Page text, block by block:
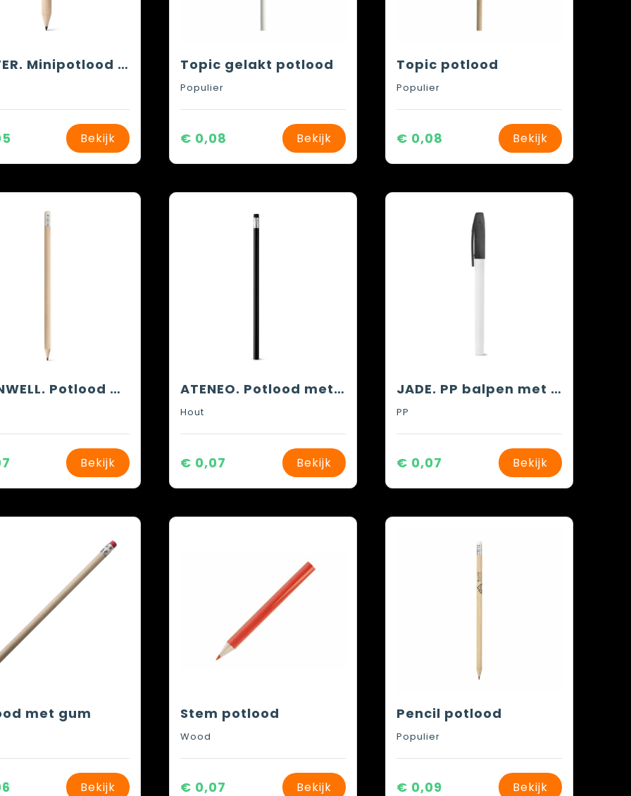
BARTER. Minipotlood met gum en hardheid HB
Bekijk
Topic gelakt potlood
Populier
€ 0,08 Bekijk
Topic potlood
Populier
€ 0,08 Bekijk
CORNWELL. Potlood met gum en hardheid HB
Bekijk
ATENEO. Potlood met gum en hardheid HB
Hout
€ 0,07 Bekijk
JADE. PP balpen met blanco behuizing
PP
€ 0,07 Bekijk
met gum
Bekijk
Stem potlood
Wood
€ 0,07 Bekijk
Pencil potlood
Populier
€ 0,09 Bekijk